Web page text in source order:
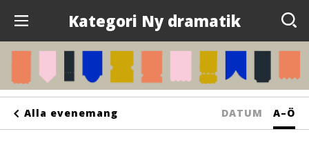
Kategori Ny dramatik
Anslagstavlan
Arrangörer
Alla evenemang Sortera
DATUM A–Ö